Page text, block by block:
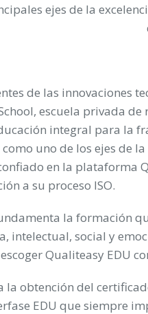
ejes de la
de las innovaciones
, escuela privada
integral para la
uno de los ejes de
en la plataforma
a su proceso ISO.
la formación
intelectual, social y
Qualiteasy EDU
la obtención del
EDU que siempre